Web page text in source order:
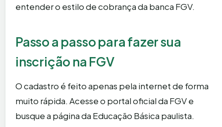
entender o estilo de cobrança da banca FGV.
Passo a passo para fazer sua
inscrição na FGV
O cadastro é feito apenas pela internet de forma
muito rápida. Acesse o portal oficial da FGV e
busque a página da Educação Básica paulista.